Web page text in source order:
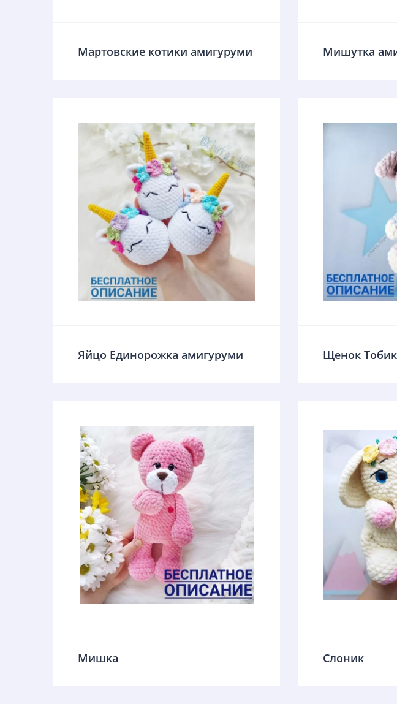
Мартовские котики амигуруми Мишутка
Яйцо Единорожка амигуруми Щенок
Мишка Слоник